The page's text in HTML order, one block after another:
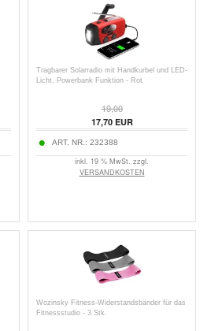
Tragbarer Solarradio mit Handkurbel und LED-
Licht, Powerbank Funktion - Rot
19,00
17,70EUR
ART. NR.: 232388
inkl. 19 % MwSt. zzgl.
VERSANDKOSTEN
Wozinsky Fitness-Widerstandsbänder für das
Fitnessstudio - 3 Stk.